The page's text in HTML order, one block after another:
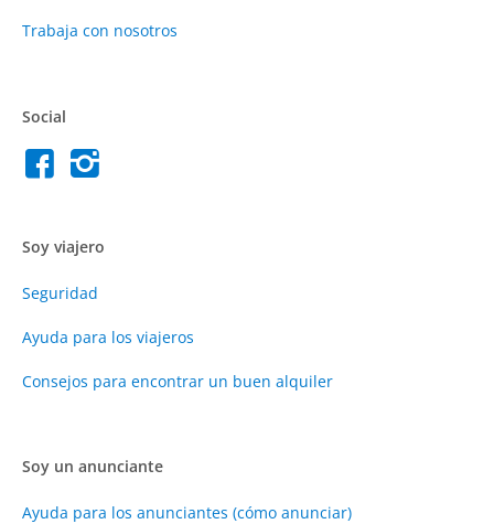
Trabaja con nosotros
Social
Soy viajero
Seguridad
Ayuda para los viajeros
Consejos para encontrar un buen alquiler
Soy un anunciante
Ayuda para los anunciantes (cómo anunciar)